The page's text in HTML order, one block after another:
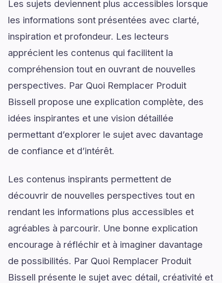
Les sujets deviennent plus accessibles lorsque
les informations sont présentées avec clarté,
inspiration et profondeur. Les lecteurs
apprécient les contenus qui facilitent la
compréhension tout en ouvrant de nouvelles
perspectives. Par Quoi Remplacer Produit
Bissell propose une explication complète, des
idées inspirantes et une vision détaillée
permettant d’explorer le sujet avec davantage
de confiance et d’intérêt.
Les contenus inspirants permettent de
découvrir de nouvelles perspectives tout en
rendant les informations plus accessibles et
agréables à parcourir. Une bonne explication
encourage à réfléchir et à imaginer davantage
de possibilités. Par Quoi Remplacer Produit
Bissell présente le sujet avec détail, créativité et